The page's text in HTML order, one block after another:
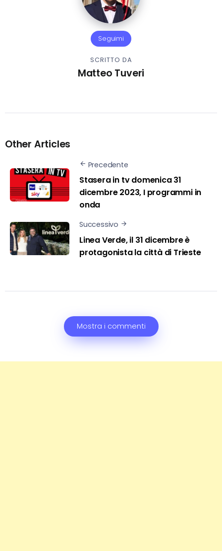
Seguimi
SCRITTO DA
Matteo Tuveri
Other Articles
Precedente
Stasera in tv domenica 31
dicembre 2023, I programmi in
onda
Successivo
Linea Verde, il 31 dicembre è
protagonista la città di Trieste
Mostra i commenti